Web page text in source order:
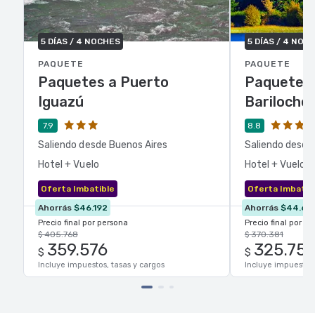
5 DÍAS / 4 NOCHES
PAQUETE
Paquetes a Puerto
Iguazú
7.9
Saliendo desde Buenos Aires
Hotel + Vuelo
Oferta Imbatible
Ahorrás $46.192
Precio final por persona
$ 359.576
$ 405.768
Incluye impuestos, tasas y cargos
5 DÍAS / 4
PAQUETE
Paquetes
Bariloche
8.8
Saliendo
Hotel + Vuelo
Oferta
Ahorrás
Precio final por
$ 325.759
$ 370.381
Incluye